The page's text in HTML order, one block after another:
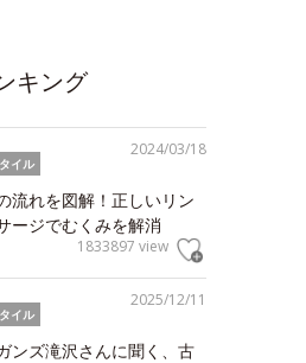
キング
2024/03/18
イル
流れを図解！正しいリン
ージでむくみを解消
1833897 view
2025/12/11
イル
ンズ滝沢さんに聞く、古